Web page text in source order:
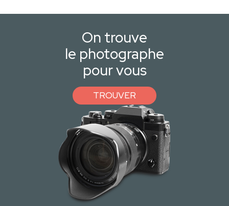
On trouve
le photographe
pour vous
TROUVER